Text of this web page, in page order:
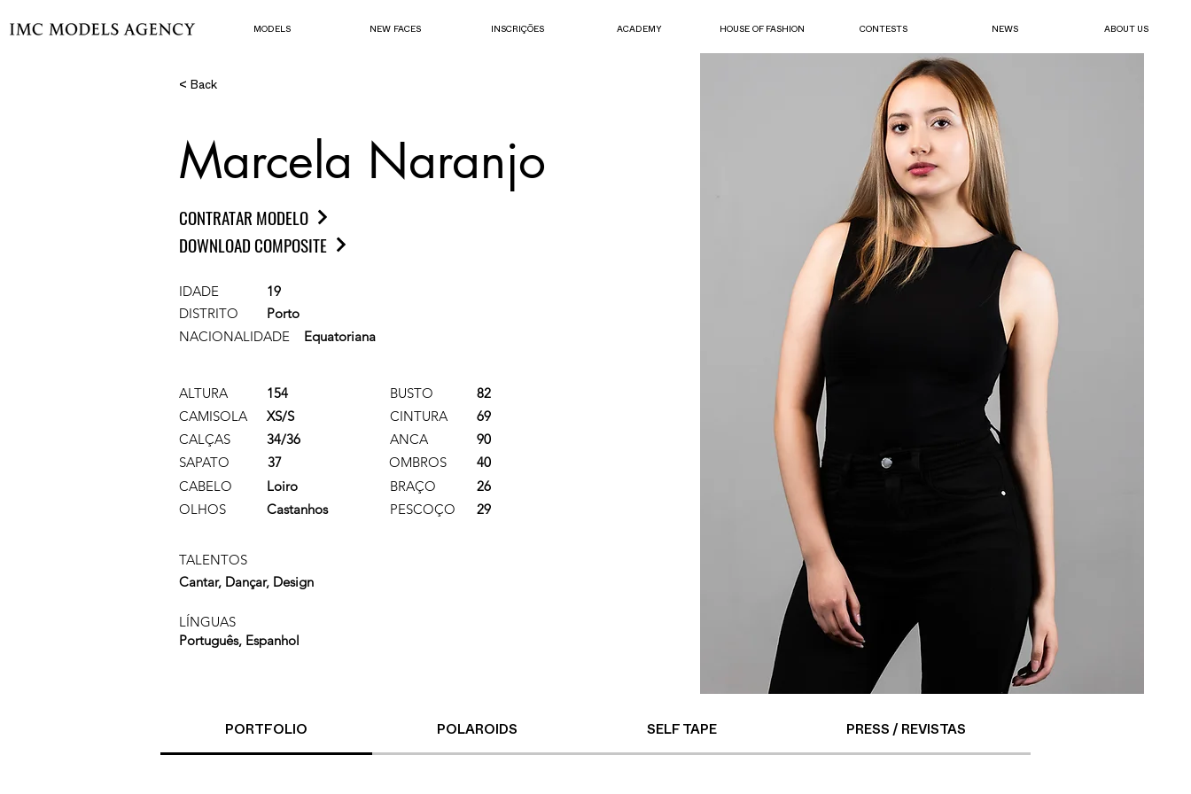
MODELS NEW FACES INSCRIÇÕES ACADEMY HOUSE OF FASHION CONTESTS NEWS ABOUT US
< Back
Marcela Naranjo
CONTRATAR MODELO
DOWNLOAD COMPOSITE
IDADE
19
DISTRITO
Porto
NACIONALIDADE
Equatoriana
ALTURA
154
CAMISOLA
XS/S
CALÇAS
34/36
SAPATO
37
CABELO
Loiro
OLHOS
Castanhos
82
BUSTO
69
CINTURA
ANCA
90
OMBROS
40
BRAÇO
26
PESCOÇO
29
TALENTOS
Cantar, Dançar, Design
LÍNGUAS
Português, Espanhol
PORTFOLIO POLAROIDS SELF TAPE PRESS / REVISTAS